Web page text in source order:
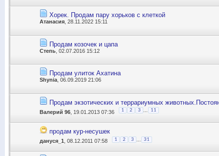
Хорек. Продам пару хорьков с клеткой
Атанасия , 28.11.2022 15:11
Продам козочек и цапа
Степь , 02.07.2016 15:12
Продам улиток Ахатина
Shynia , 06.09.2019 21:06
Продам экзотических и террариумных
Валерий 96 , 19.01.2013 07:36 1 2 3 11
продам кур-несушек
дануся_1 , 08.12.2011 07:58 1 2 3 31